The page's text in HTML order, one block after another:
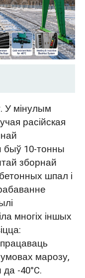
для
ключавыя
сталі і
замярзання
пры
У мінулым
расійская
быў 10-тонны
зборнай
шпал і
многіх іншых
марозу,
-40°C.